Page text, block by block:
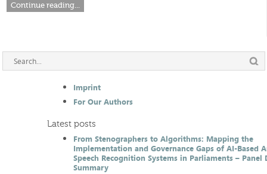
Continue reading...
Imprint
For Our Authors
Latest posts
From Stenographers to Algorithms: Mapping the
Implementation and Governance Gaps of AI-Based
Speech Recognition Systems in Parliaments – Panel
Summary